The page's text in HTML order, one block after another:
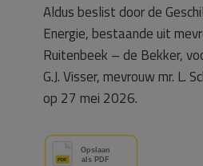
Aldus beslist door de
Energie, bestaande uit
Ruitenbeek – de Bekker,
G.J. Visser, mevrouw mr. L.
op 27 mei 2026.